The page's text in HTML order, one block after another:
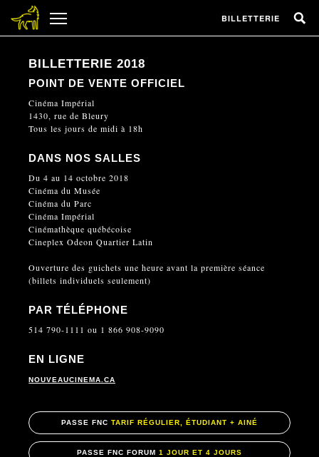
BILLETTERIE
BILLETTERIE 2018
POINT DE VENTE OFFICIEL
Cinéma Impérial
1430, rue de Bleury
Tous les jours de midi à 18h
DANS NOS SALLES
Du 4 au 14 octobre 2018
Cinéma du Musée
Cinéma du Parc
Cinéma Impérial
Cinémathèque québécoise
Cineplex Odeon Quartier Latin
Ouverture des guichets une heure avant la première séance
(billets individuels seulement)
PAR TÉLÉPHONE
514 790-1111 ou 1 866 908-9090
EN LIGNE
NOUVEAUCINEMA.CA
PASSE FNC TARIF RÉGULIER, ÉTUDIANT + AINÉ
PASSE FNC FORUM 1 JOUR ET 4 JOURS